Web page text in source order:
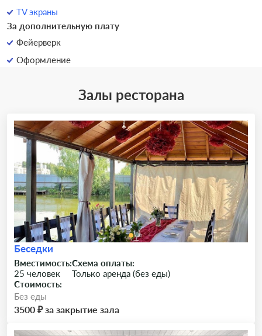
TV экраны
За дополнительную плату
Фейерверк
Оформление
Залы ресторана
Беседки
Вместимость:
25 человек
Схема оплаты:
Только аренда (без еды)
Стоимость:
Без еды
3500 ₽ за закрытие зала